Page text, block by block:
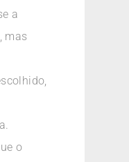
a
mas
o